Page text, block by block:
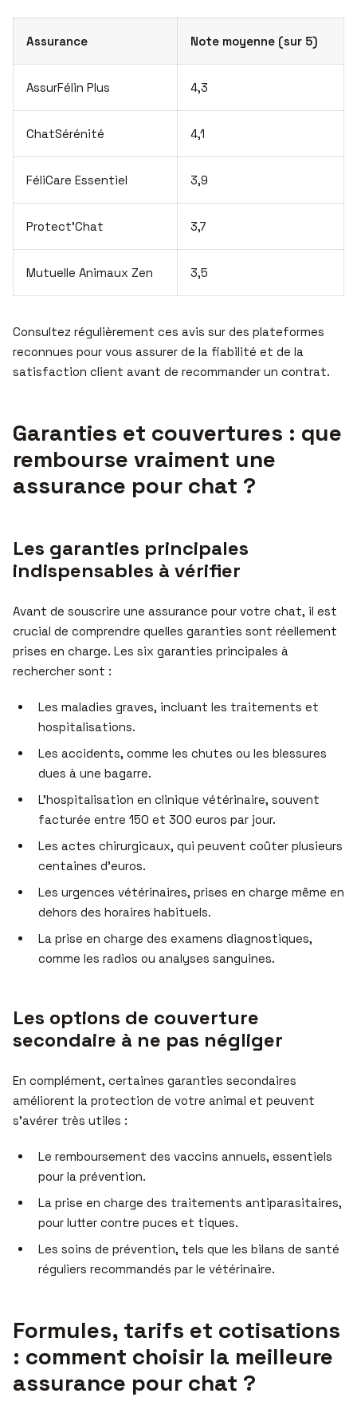
Assurance Note moyenne (sur 5)
AssurFélin Plus 4,3
ChatSérénité 4,1
FéliCare Essentiel 3,9
Protect’Chat 3,7
Mutuelle Animaux Zen 3,5
Consultez régulièrement ces avis sur des plateformes
reconnues pour vous assurer de la fiabilité et de la
satisfaction client avant de recommander un contrat.
Garanties et couvertures : que
rembourse vraiment une
assurance pour chat ?
Les garanties principales
indispensables à vérifier
Avant de souscrire une assurance pour votre chat, il est
crucial de comprendre quelles garanties sont réellement
prises en charge. Les six garanties principales à
rechercher sont :
Les maladies graves, incluant les traitements et
hospitalisations.
Les accidents, comme les chutes ou les blessures
dues à une bagarre.
L’hospitalisation en clinique vétérinaire, souvent
facturée entre 150 et 300 euros par jour.
Les actes chirurgicaux, qui peuvent coûter plusieurs
centaines d’euros.
Les urgences vétérinaires, prises en charge même en
dehors des horaires habituels.
La prise en charge des examens diagnostiques,
comme les radios ou analyses sanguines.
Les options de couverture
secondaire à ne pas négliger
En complément, certaines garanties secondaires
améliorent la protection de votre animal et peuvent
s’avérer très utiles :
Le remboursement des vaccins annuels, essentiels
pour la prévention.
La prise en charge des traitements antiparasitaires,
pour lutter contre puces et tiques.
Les soins de prévention, tels que les bilans de santé
réguliers recommandés par le vétérinaire.
Formules, tarifs et cotisations
: comment choisir la meilleure
assurance pour chat ?